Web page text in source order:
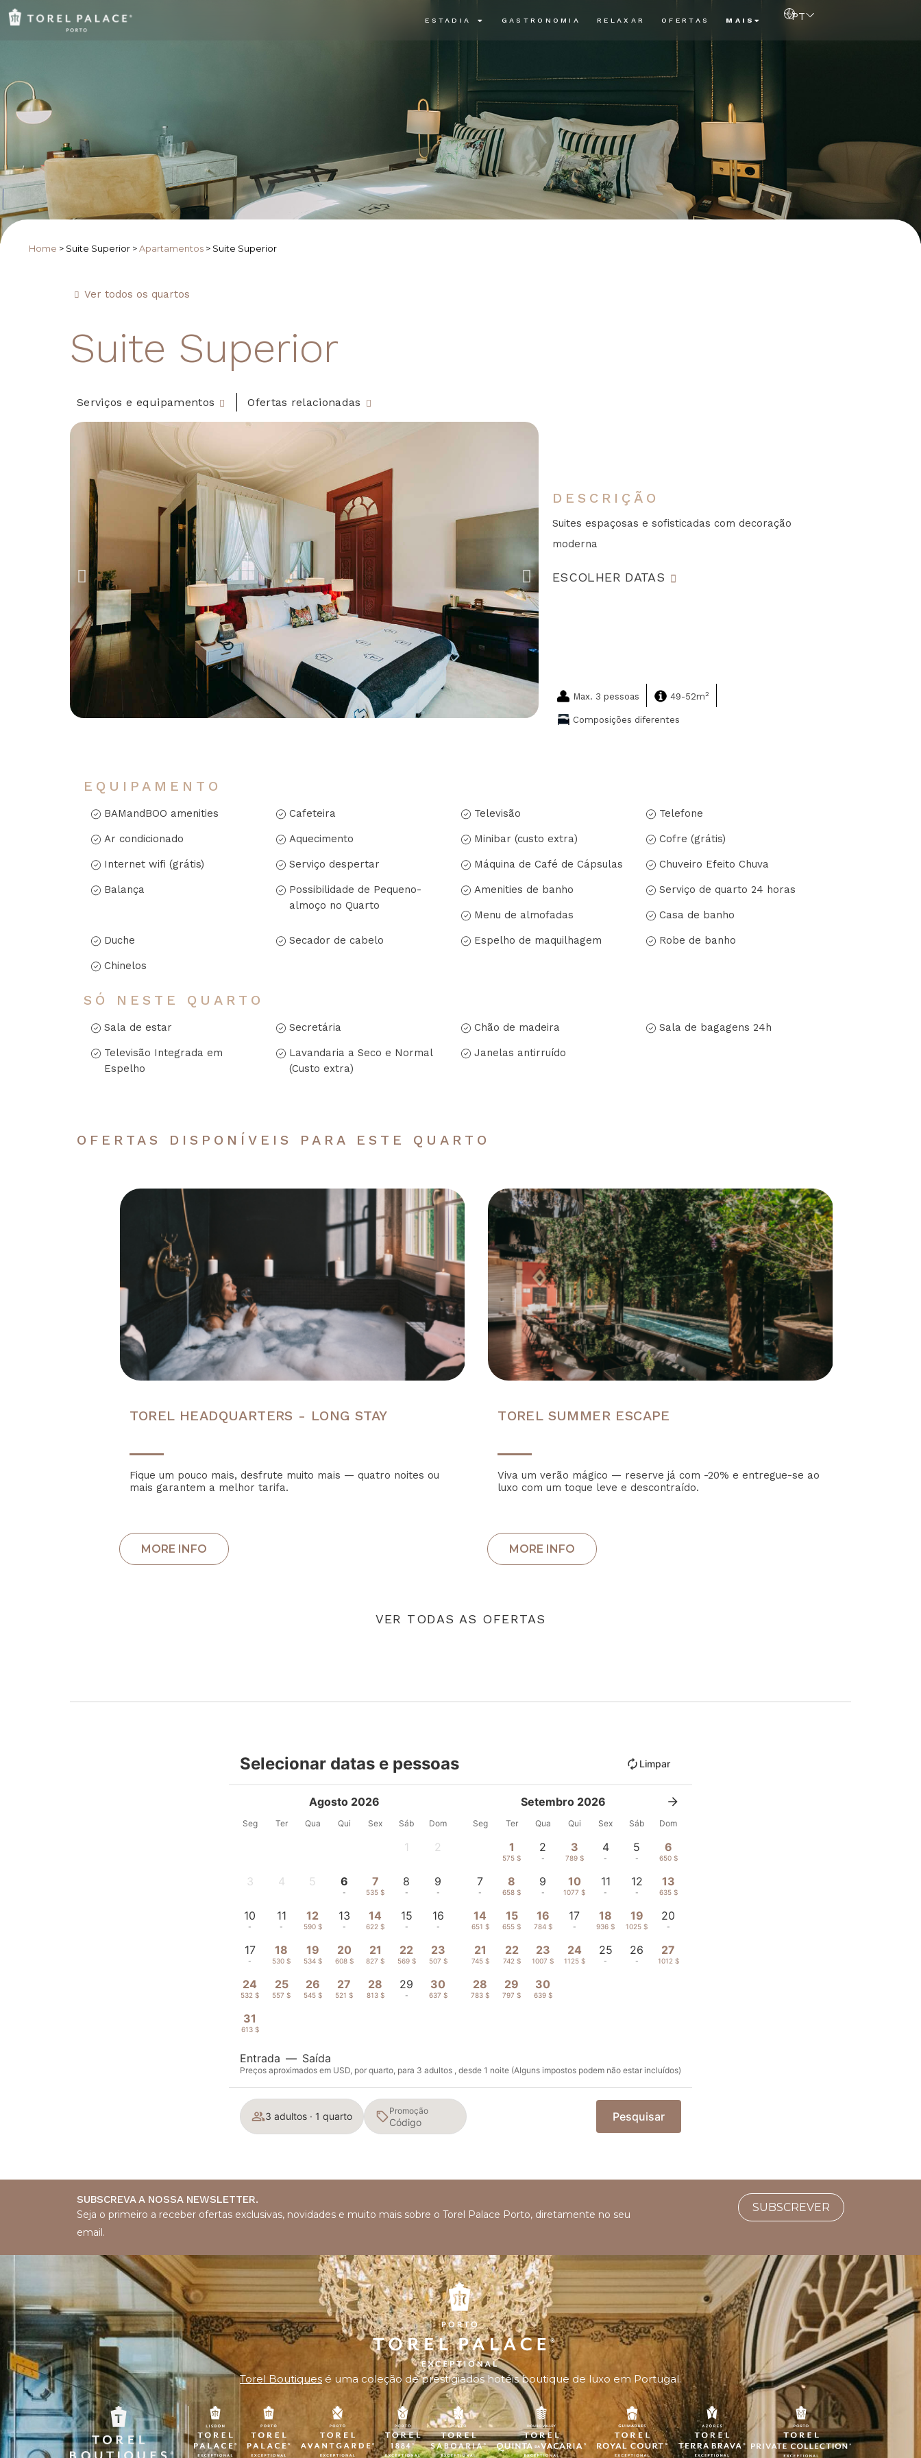
ESTADIA GASTRONOMIA RELAXAR OFERTAS MAIS PT
Home > Suite Superior > Apartamentos > Suite Superior
Ver todos os quartos
Suite Superior
Serviços e equipamentos Ofertas relacionadas
Max. 3 pessoas 49-52m2
Composições diferentes
DESCRIÇÃO
Suites espaçosas e sofisticadas com decoração
moderna
ESCOLHER DATAS
EQUIPAMENTO
BAMandBOO amenities Cafeteira Televisão Telefone
Ar condicionado Aquecimento Minibar (custo extra) Cofre (grátis)
Internet wifi (grátis) Serviço despertar Máquina de Café de Cápsulas Chuveiro Efeito Chuva
Balança
Possibilidade de Pequeno-
almoço no Quarto
Amenities de banho Serviço de quarto 24 horas
Menu de almofadas Casa de banho
Duche Secador de cabelo Espelho de maquilhagem Robe de banho
Chinelos
SÓ NESTE QUARTO
Sala de estar Secretária Chão de madeira Sala de bagagens 24h
Televisão Integrada em
Espelho
Lavandaria a Seco e Normal
(Custo extra)
Janelas antirruído
OFERTAS DISPONÍVEIS PARA ESTE QUARTO
TOREL SUMMER ESCAPE
Viva um verão mágico — reserve já com -20% e entregue-se ao
luxo com um toque leve e descontraído.
TOREL HEADQUARTERS - LONG STAY
Fique um pouco mais, desfrute muito mais — quatro noites ou
mais garantem a melhor tarifa.
VER TODAS AS OFERTAS
Selecionar datas e pessoas Limpar
Agosto 2026
Seg Ter Qua Qui Sex Sáb Dom
1 2
3 4 5 6
-
7
535 $
8
-
9
-
10
-
11
-
12
590 $
13
-
14
622 $
15
-
16
-
17
-
18
530 $
19
534 $
20
608 $
21
827 $
22
569 $
23
507 $
24
532 $
25
557 $
26
545 $
27
521 $
28
813 $
29
-
30
637 $
31
613 $
Setembro 2026
Seg Ter Qua Qui Sex Sáb Dom
1
575 $
2
-
3
789 $
4
-
5
-
6
650 $
7
-
8
658 $
9
-
10
1077 $
11
-
12
-
13
635 $
14
651 $
15
655 $
16
784 $
17
-
18
936 $
19
1025 $
20
-
21
745 $
22
742 $
23
1007 $
24
1125 $
25
-
26
-
27
1012 $
28
783 $
29
797 $
30
639 $
Entrada — Saída
Preços aproximados em USD, por quarto, para 3 adultos , desde 1 noite (Alguns impostos podem não estar incluídos)
3 adultos · 1 quarto Promoção Pesquisar
SUBSCREVA A NOSSA NEWSLETTER.
Seja o primeiro a receber ofertas exclusivas, novidades e muito mais sobre o Torel Palace Porto, diretamente no seu
email.
SUBSCREVER
Torel Boutiques é uma coleção de prestigiados hotéis boutique de luxo em Portugal.